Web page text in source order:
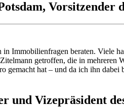
Vorsitzender
Immobilienfragen beraten. Viele
getroffen, die in
hat – und da ich ihn
und Vizepräsident